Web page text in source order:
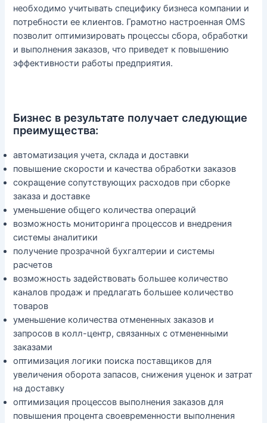
необходимо учитывать специфику бизнеса компании и
потребности ее клиентов. Грамотно настроенная OMS
позволит оптимизировать процессы сбора, обработки
и выполнения заказов, что приведет к повышению
эффективности работы предприятия.
Бизнес в результате получает следующие
преимущества:
автоматизация учета, склада и доставки
повышение скорости и качества обработки заказов
сокращение сопутствующих расходов при сборке
заказа и доставке
уменьшение общего количества операций
возможность мониторинга процессов и внедрения
системы аналитики
получение прозрачной бухгалтерии и системы
расчетов
возможность задействовать большее количество
каналов продаж и предлагать большее количество
товаров
уменьшение количества отмененных заказов и
запросов в колл-центр, связанных с отмененными
заказами
оптимизация логики поиска поставщиков для
увеличения оборота запасов, снижения уценок и затрат
на доставку
оптимизация процессов выполнения заказов для
повышения процента своевременности выполнения